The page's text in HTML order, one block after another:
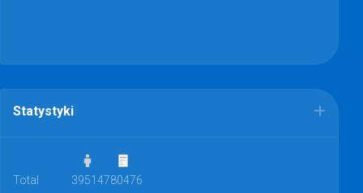
Statystyki
Total 39514780476